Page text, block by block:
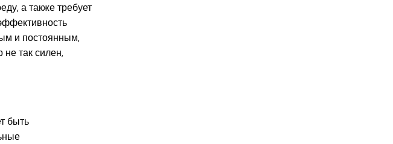
а также требует
и постоянным,
не так силен,
быть